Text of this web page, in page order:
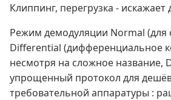
Клиппинг, перегрузка -
Режим демодуляции Normal (для
Differential (дифференциальное
несмотря на сложное название,
упрощенный протокол для
требовательной аппаратуры :